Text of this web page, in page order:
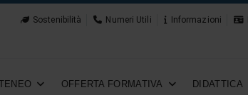
Sostenibilità Numeri Utili Informazioni
OFFERTA FORMATIVA DIDATTICA